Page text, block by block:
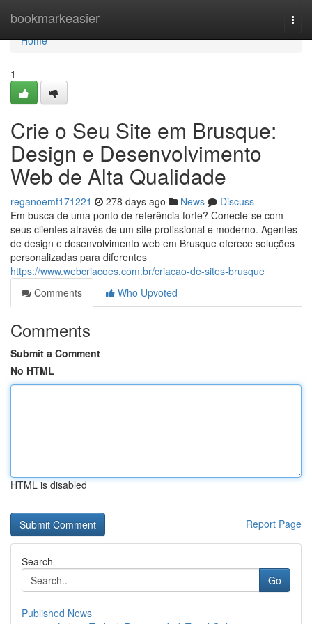
bookmarkeasier
Home
Home
1
Crie o Seu Site em Brusque:
Design e Desenvolvimento
Web de Alta Qualidade
reganoemf171221 278 days ago News
Discuss
Em busca de uma ponto de referência forte? Conecte-se com
seus clientes através de um site profissional e moderno. Agentes
de design e desenvolvimento web em Brusque oferece soluções
personalizadas para diferentes
https://www.webcriacoes.com.br/criacao-de-sites-brusque
Comments
Who Upvoted
Comments
Submit a Comment
No HTML
HTML is disabled
Report Page
Search
Go
Published News